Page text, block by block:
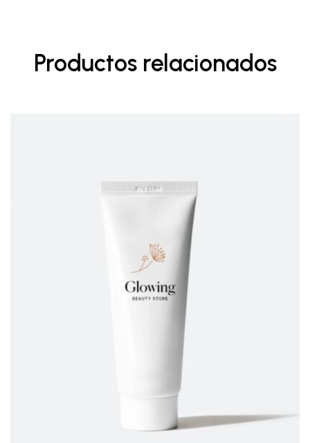
Productos relacionados